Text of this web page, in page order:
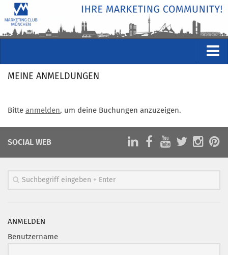
VERANSTALTUNGEN
Rückblicke
Veranstaltungsformate
STUDIO
Wer wir sind
MEINE ANMELDUNGEN
Bitte anmelden, um deine Buchungen anzuzeigen.
SOCIAL WEB
ANMELDEN
Benutzername